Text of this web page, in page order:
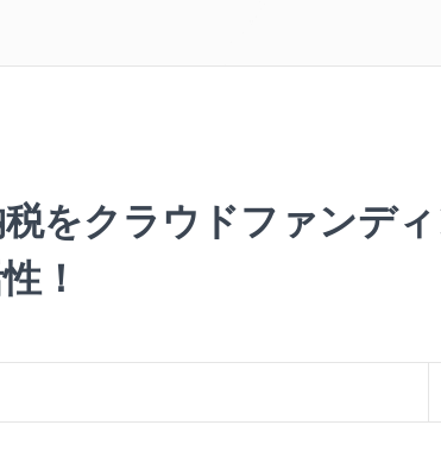
をクラウドファンデ
！